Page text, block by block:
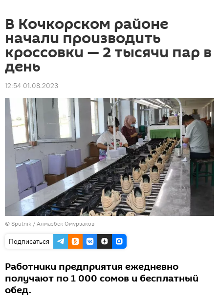
В Кочкорском районе
начали производить
кроссовки — 2 тысячи пар в
день
12:54 01.08.2023
© Sputnik / Алмазбек Омурзаков
Подписаться
Работники предприятия ежедневно
получают по 1 000 сомов и бесплатный
обед.